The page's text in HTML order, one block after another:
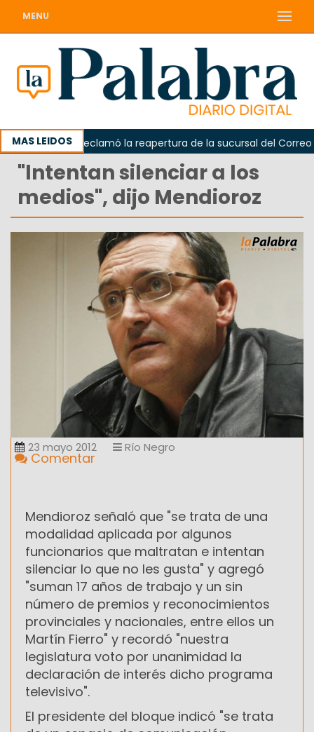
MENU
MAS LEIDOS
Odarda reclamó la reapertura de la sucursal del Correo
"lntentan silenciar a los
medios", dijo Mendioroz
23 mayo 2012 Río Negro
Comentar
Mendioroz señaló que "se trata de una
modalidad aplicada por algunos
funcionarios que maltratan e intentan
silenciar lo que no les gusta" y agregó
"suman 17 años de trabajo y un sin
número de premios y reconocimientos
provinciales y nacionales, entre ellos un
Martín Fierro" y recordó "nuestra
legislatura voto por unanimidad la
declaración de interés dicho programa
televisivo".
El presidente del bloque indicó "se trata